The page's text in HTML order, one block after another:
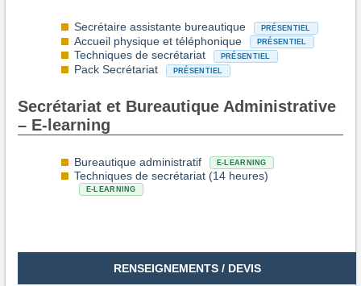
Secrétaire assistante bureautique PRÉSENTIEL
Accueil physique et téléphonique PRÉSENTIEL
Techniques de secrétariat PRÉSENTIEL
Pack Secrétariat PRÉSENTIEL
Secrétariat et Bureautique Administrative
– E-learning
Bureautique administratif E-LEARNING
Techniques de secrétariat (14 heures)
E-LEARNING
RENSEIGNEMENTS / DEVIS